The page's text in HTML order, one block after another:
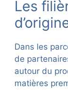
Les
Dans les
de
autour du
matières